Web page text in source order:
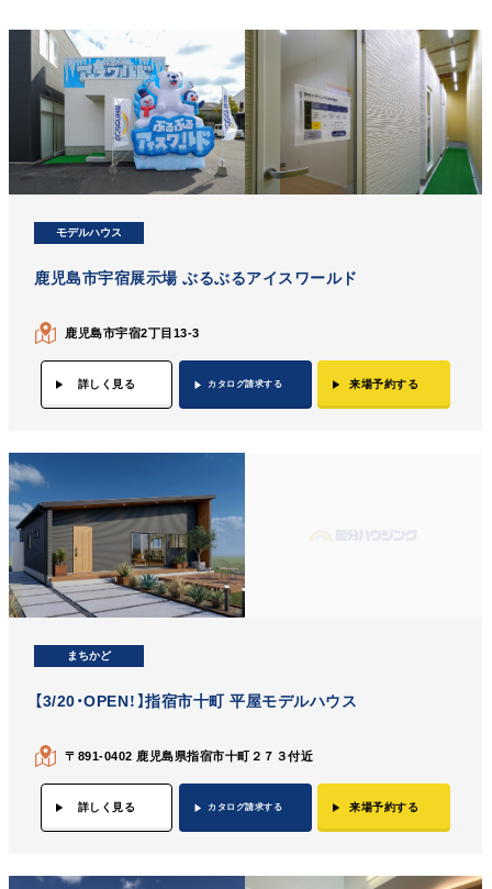
鹿児島市宇宿展示場 ぶるぶるアイスワールド
モデルハウス
鹿児島市宇宿2丁目13-3
詳しく見る カタログ請求する 来場予約する
【3/20・OPEN！】指宿市十町 平屋モデルハウス
まちかど
〒891-0402 鹿児島県指宿市十町２７３付近
詳しく見る カタログ請求する 来場予約する